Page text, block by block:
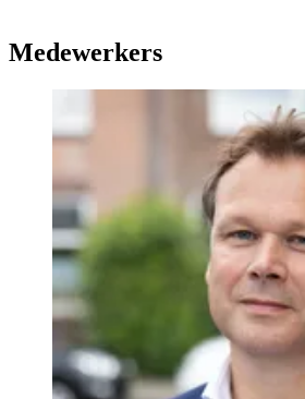
Medewerkers